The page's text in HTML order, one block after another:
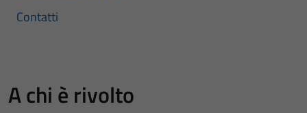
Contatti
A chi è rivolto